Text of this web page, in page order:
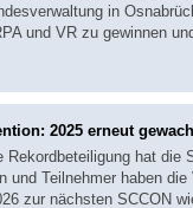
in
und VR zu gewinnen
2025 erneut
Rekordbeteiligung hat
und Teilnehmer haben
zur nächsten SCCON